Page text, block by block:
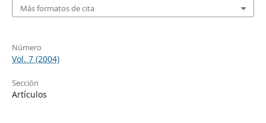
Más formatos de cita
Número
Vol. 7 (2004)
Sección
Artículos